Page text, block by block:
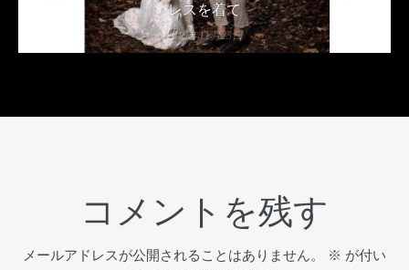
レスを着て
2019年11月23日
コメントを残す
メールアドレスが公開されることはありません。 ※ が付い